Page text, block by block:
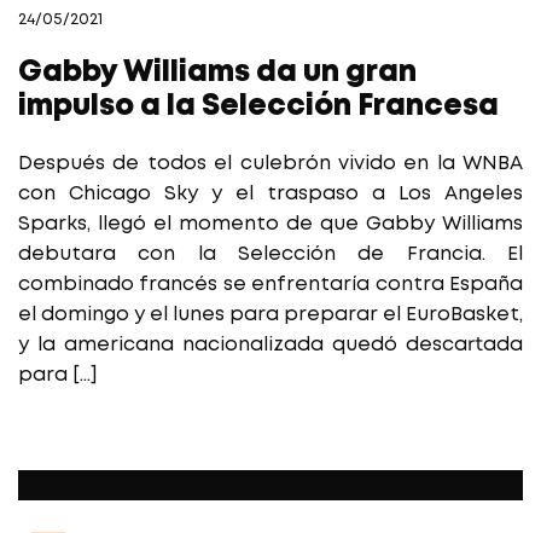
24/05/2021
Gabby Williams da un gran
impulso a la Selección Francesa
Después de todos el culebrón vivido en la WNBA
con Chicago Sky y el traspaso a Los Angeles
Sparks, llegó el momento de que Gabby Williams
debutara con la Selección de Francia. El
combinado francés se enfrentaría contra España
el domingo y el lunes para preparar el EuroBasket,
y la americana nacionalizada quedó descartada
para […]